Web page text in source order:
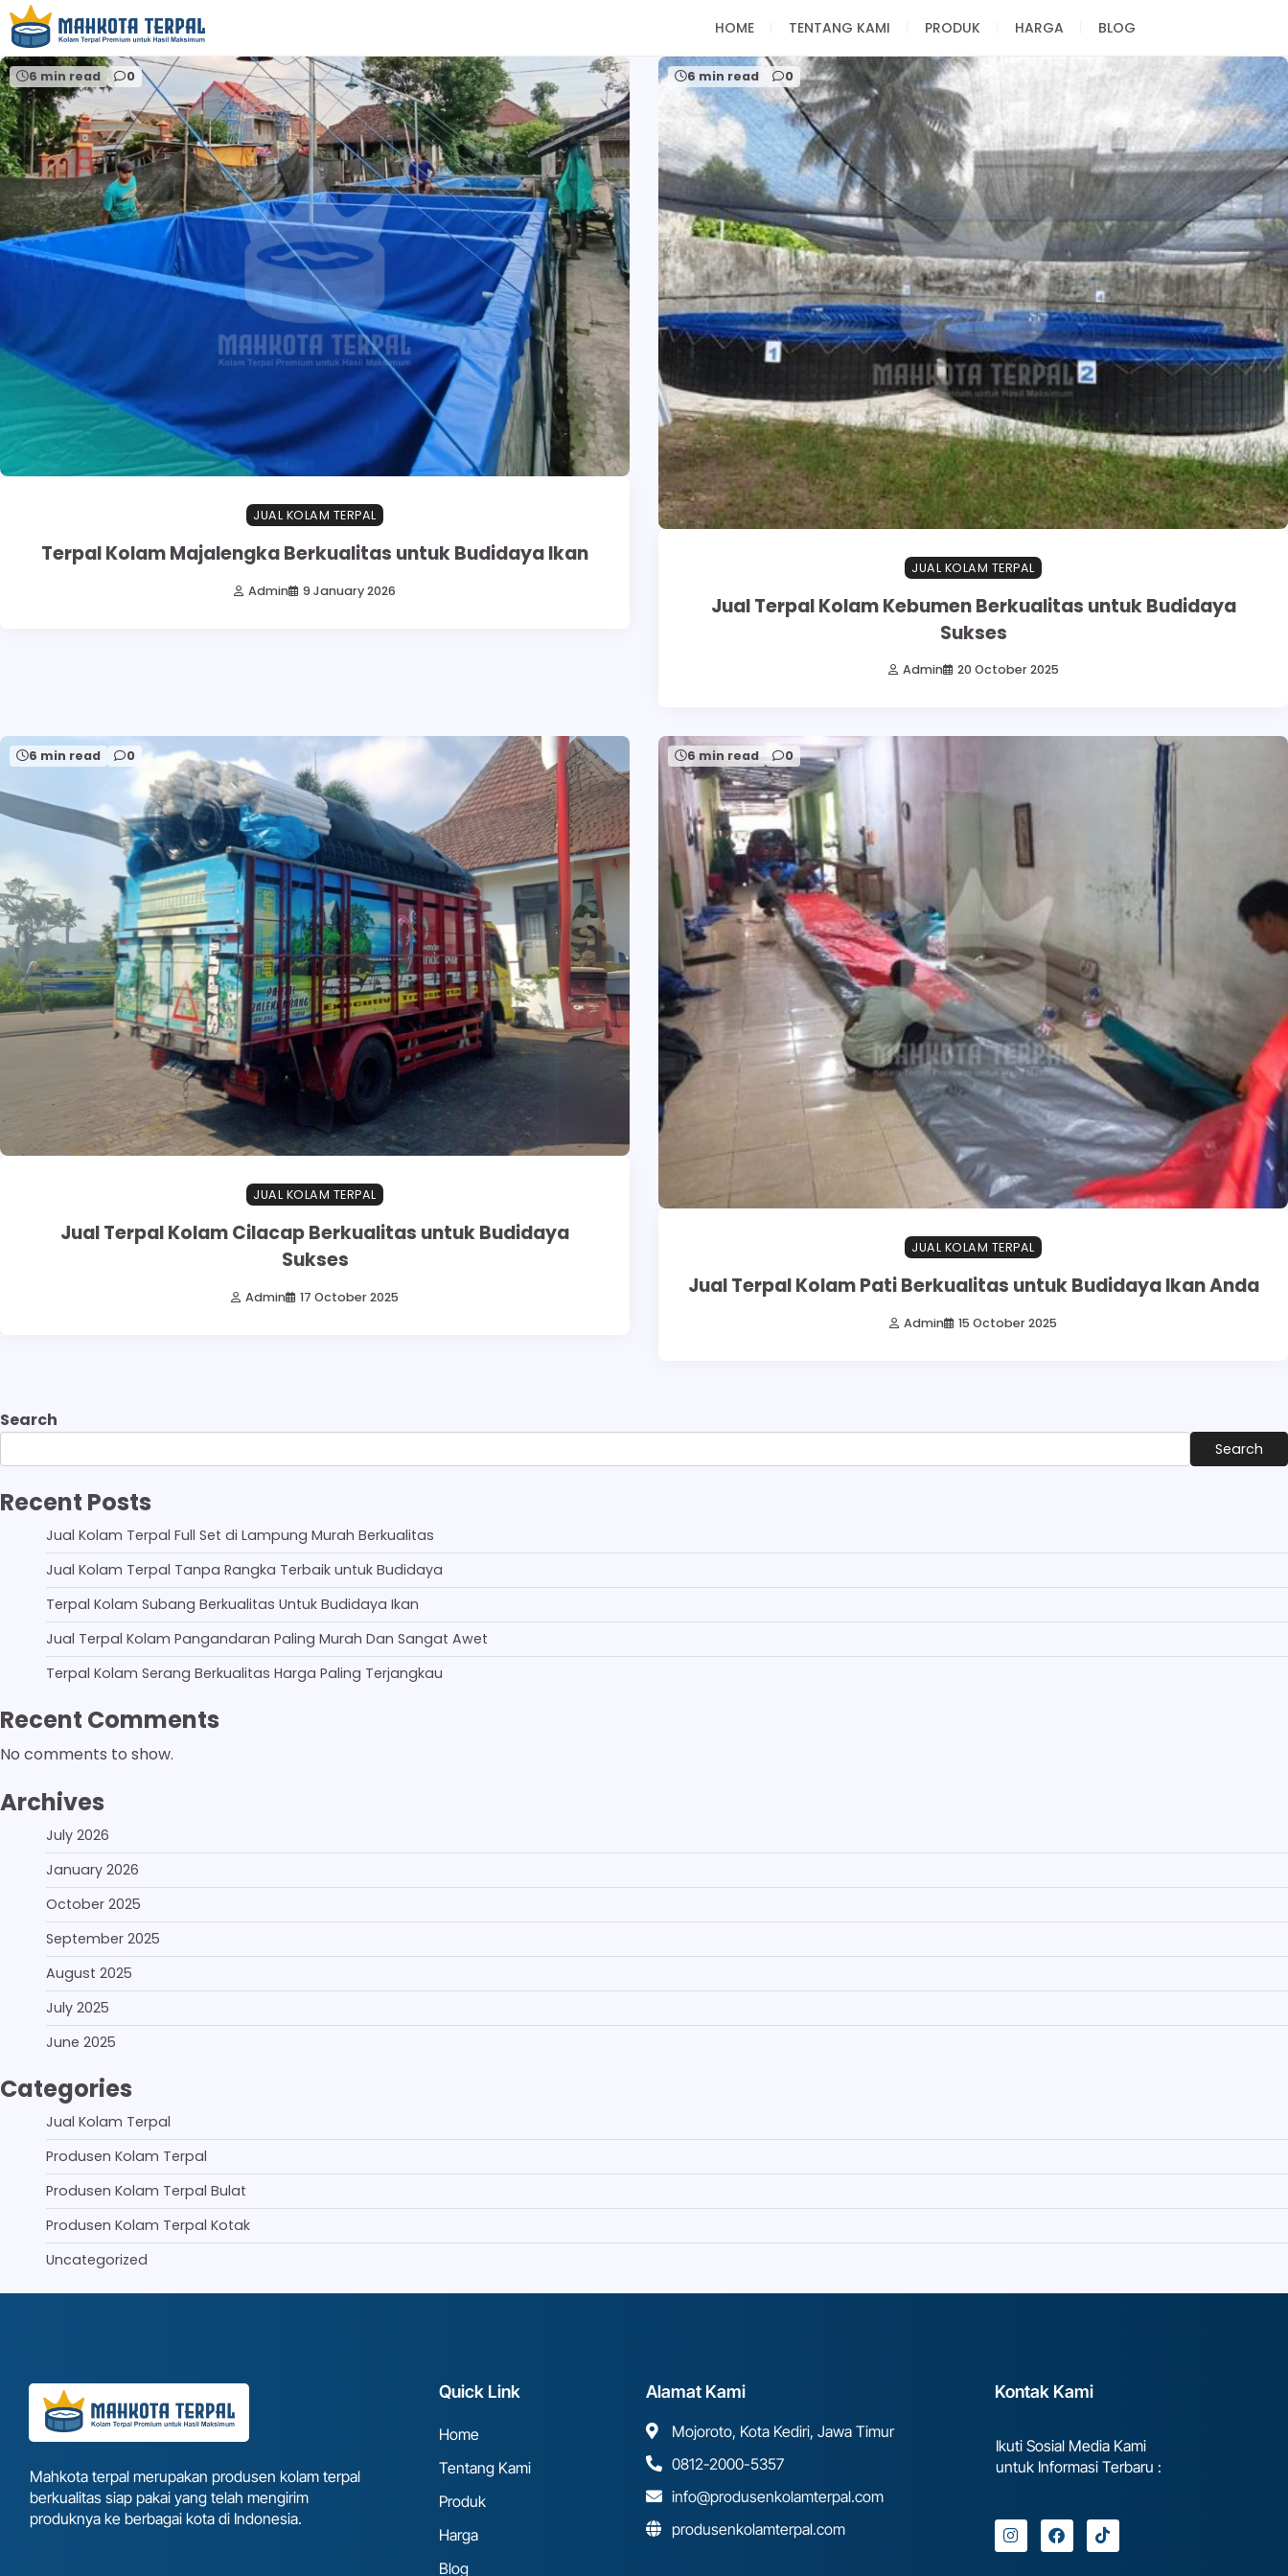
HOME TENTANG KAMI PRODUK HARGA BLOG
Home distributor terpal jawa tengah
6 min read 0
JUAL KOLAM TERPAL
Terpal Kolam Majalengka Berkualitas untuk Budidaya Ikan
Admin 9 January 2026
6 min read 0
JUAL KOLAM TERPAL
Jual Terpal Kolam Kebumen Berkualitas untuk Budidaya
Sukses
Admin 20 October 2025
6 min read 0
JUAL KOLAM TERPAL
Jual Terpal Kolam Cilacap Berkualitas untuk Budidaya
Sukses
Admin 17 October 2025
6 min read 0
JUAL KOLAM TERPAL
Jual Terpal Kolam Pati Berkualitas untuk Budidaya Ikan Anda
Admin 15 October 2025
Search
Search
Recent Posts
Jual Kolam Terpal Full Set di Lampung Murah Berkualitas
Jual Kolam Terpal Tanpa Rangka Terbaik untuk Budidaya
Terpal Kolam Subang Berkualitas Untuk Budidaya Ikan
Jual Terpal Kolam Pangandaran Paling Murah Dan Sangat Awet
Terpal Kolam Serang Berkualitas Harga Paling Terjangkau
Recent Comments
No comments to show.
Archives
July 2026
January 2026
October 2025
September 2025
August 2025
July 2025
June 2025
Categories
Jual Kolam Terpal
Produsen Kolam Terpal
Produsen Kolam Terpal Bulat
Produsen Kolam Terpal Kotak
Uncategorized
Mahkota terpal merupakan produsen kolam terpal
berkualitas siap pakai yang telah mengirim
produknya ke berbagai kota di Indonesia.
Quick Link
Home
Tentang Kami
Produk
Harga
Blog
Alamat Kami
Mojoroto, Kota Kediri, Jawa Timur
0812-2000-5357
info@produsenkolamterpal.com
produsenkolamterpal.com
Kontak Kami
Ikuti Sosial Media Kami
untuk Informasi Terbaru :